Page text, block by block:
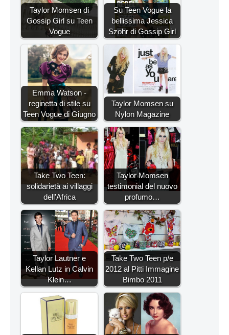
Taylor Momsen di
Gossip Girl su Teen
Vogue
Su Teen Vogue la
bellissima Jessica
Szohr di Gossip Girl
Emma Watson -
reginetta di stile su
Teen Vogue di Giugno
Taylor Momsen su
Nylon Magazine
Take Two Teen:
solidarietà ai villaggi
dell'Africa
Taylor Momsen
testimonial del nuovo
profumo…
Taylor Lautner e
Kellan Lutz in Calvin
Klein…
Take Two Teen p/e
2012 al Pitti Immagine
Bimbo 2011